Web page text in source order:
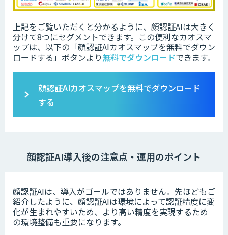
上記をご覧いただくと分かるように、顔認証AIは大きく
分けて8つにセグメントできます。この便利なカオスマ
ップは、以下の「顔認証AIカオスマップを無料でダウン
ロードする」ボタンより無料でダウンロードできます。
顔認証AIカオスマップを無料でダウンロード
する
顔認証AI導入後の注意点・運用のポイント
顔認証AIは、導入がゴールではありません。先ほどもご
紹介したように、顔認証AIは環境によって認証精度に変
化が生まれやすいため、より高い精度を実現するため
の環境整備も重要になります。